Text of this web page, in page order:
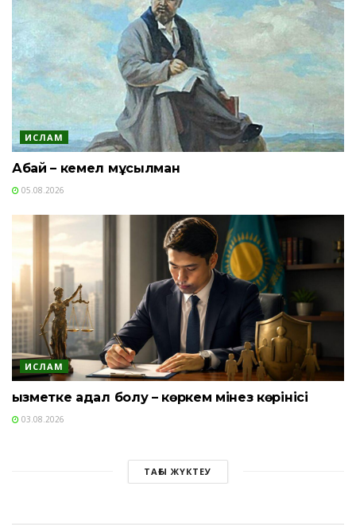
ИСЛАМ
Абай – кемел мұсылман
05.08.2026
ИСЛАМ
Қызметке адал болу – көркем мінез көрінісі
03.08.2026
ТАҒЫ ЖҮКТЕУ